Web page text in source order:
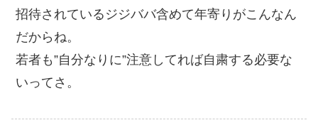
招待されているジジババ含めて年寄りがこんなん
だからね。
若者も”自分なりに”注意してれば自粛する必要な
いってさ。